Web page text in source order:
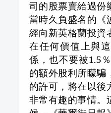
司的股票賣給過份
當時久負盛名的《
經向新英格蘭投資
在任何價值上與
係，也不要被1.5
的額外股利所矇騙
的許可，將在以後
非常有趣的事情。